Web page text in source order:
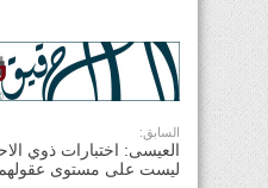
السابق:
العيسى: اختبارات ذوي
ليست على مستوى عقولهم